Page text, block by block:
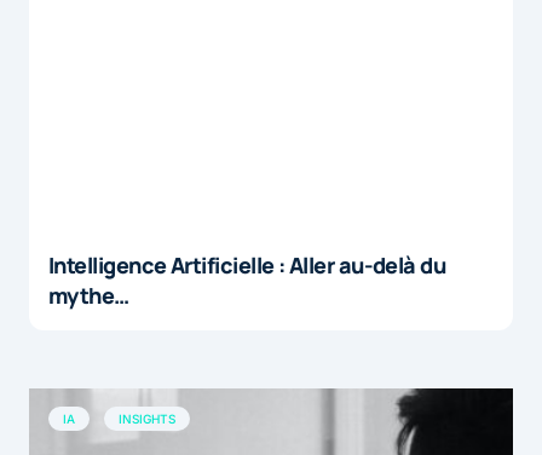
Intelligence Artificielle : Aller au-delà du
mythe…
IA INSIGHTS